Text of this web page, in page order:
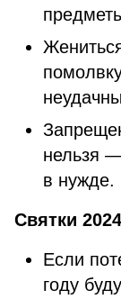
нельзя
в нужде.
Святки
Если
году